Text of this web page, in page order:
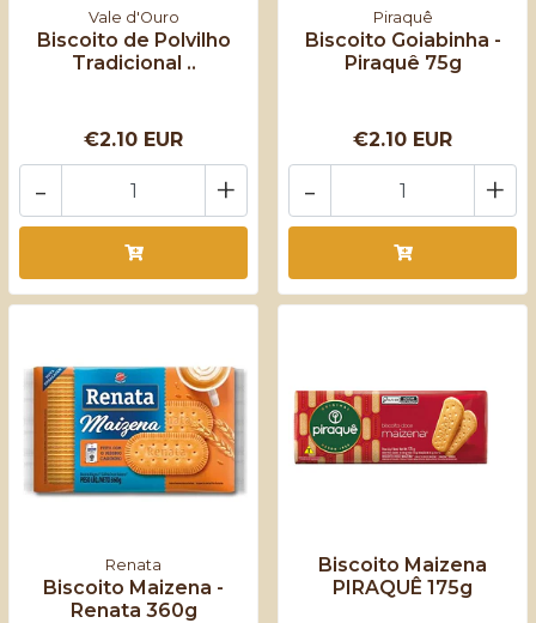
Vale d'Ouro
Biscoito de Polvilho
Tradicional ..
€2.10 EUR
+
-
Piraquê
Biscoito Goiabinha -
Piraquê 75g
€2.10 EUR
+
-
Renata
Biscoito Maizena -
Renata 360g
Biscoito Maizena
PIRAQUÊ 175g